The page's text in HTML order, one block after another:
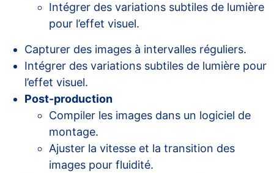
Intégrer des variations subtiles de lumière
pour l’effet visuel.
Capturer des images à intervalles réguliers.
Intégrer des variations subtiles de lumière pour
l’effet visuel.
Post-production
Compiler les images dans un logiciel de
montage.
Ajuster la vitesse et la transition des
images pour fluidité.